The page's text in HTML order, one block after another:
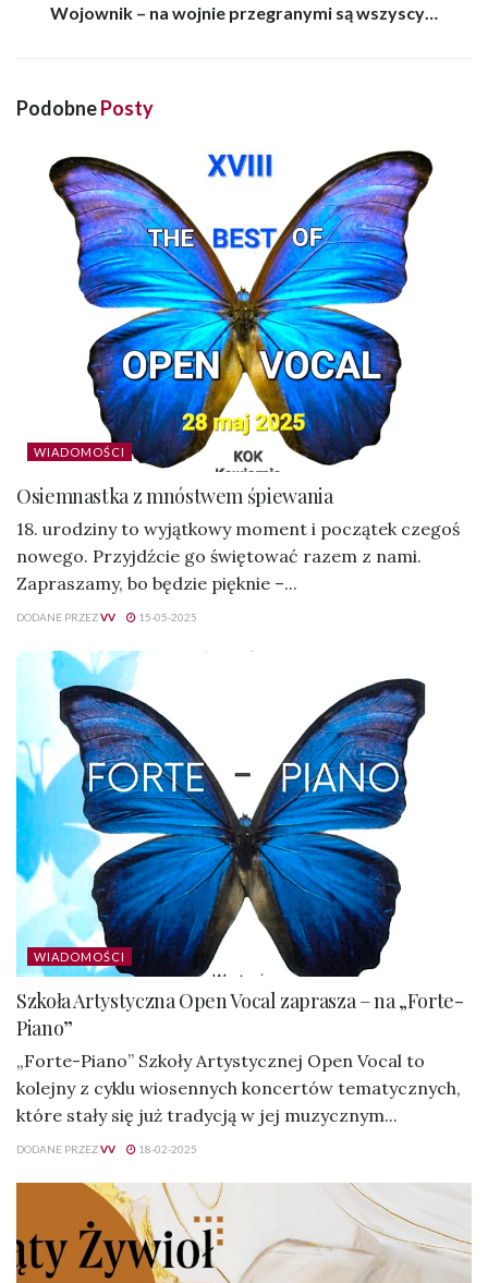
Wojownik – na wojnie przegranymi są wszyscy…
PodobnePosty
WIADOMOŚCI
Osiemnastka z mnóstwem śpiewania
18. urodziny to wyjątkowy moment i początek czegoś
nowego. Przyjdźcie go świętować razem z nami.
Zapraszamy, bo będzie pięknie –...
DODANE PRZEZVV 15-05-2025
WIADOMOŚCI
Szkoła Artystyczna Open Vocal zaprasza – na „Forte-
Piano”
„Forte-Piano” Szkoły Artystycznej Open Vocal to
kolejny z cyklu wiosennych koncertów tematycznych,
które stały się już tradycją w jej muzycznym...
DODANE PRZEZVV 18-02-2025